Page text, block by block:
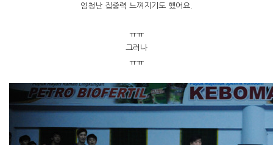
엄청난 집중력 느껴지기도 했어요.
ㅠㅠ
그러나
ㅠㅠ